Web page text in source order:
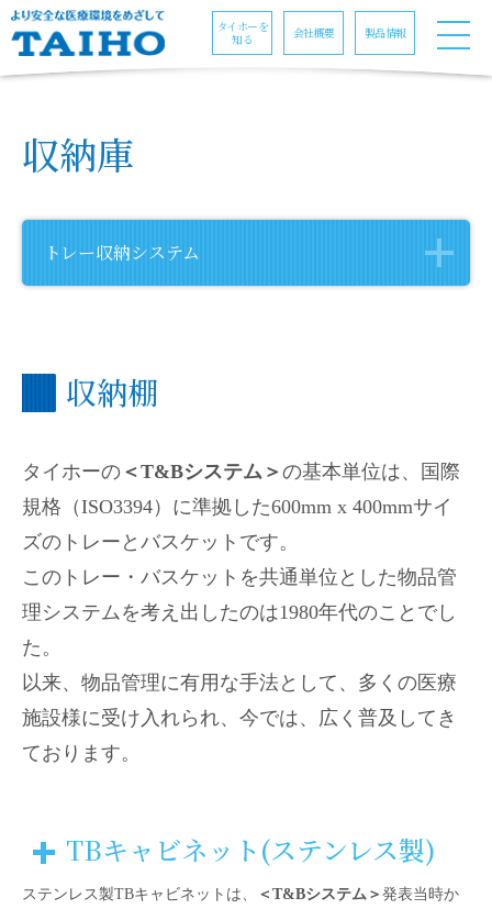
タイホーを
知る
会社概要 製品情報
収納庫
トレー収納システム
収納棚
タイホーの ＜T&Bシステム＞の基本単位は、国際
規格（ISO3394）に準拠した600mm x 400mmサイ
ズのトレーとバスケットです。
このトレー・バスケットを共通単位とした物品管
理システムを考え出したのは1980年代のことでし
た。
以来、物品管理に有用な手法として、多くの医療
施設様に受け入れられ、今では、広く普及してき
ております。
TBキャビネット(ステンレス製)
ステンレス製TBキャビネットは、 ＜T&Bシステム＞ 発表当時か